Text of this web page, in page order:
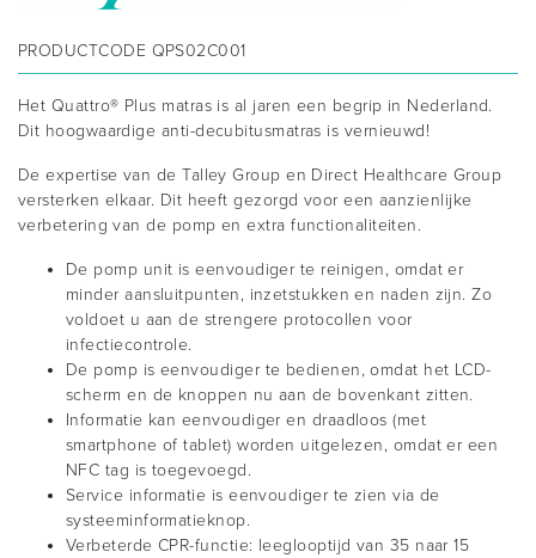
PRODUCTCODE QPS02C001
Het Quattro® Plus matras is al jaren een begrip in Nederland.
Dit hoogwaardige anti-decubitusmatras is vernieuwd!
De expertise van de Talley Group en Direct Healthcare Group
versterken elkaar. Dit heeft gezorgd voor een aanzienlijke
verbetering van de pomp en extra functionaliteiten.
De pomp unit is eenvoudiger te reinigen, omdat er
minder aansluitpunten, inzetstukken en naden zijn. Zo
voldoet u aan de strengere protocollen voor
infectiecontrole.
De pomp is eenvoudiger te bedienen, omdat het LCD-
scherm en de knoppen nu aan de bovenkant zitten.
Informatie kan eenvoudiger en draadloos (met
smartphone of tablet) worden uitgelezen, omdat er een
NFC tag is toegevoegd.
Service informatie is eenvoudiger te zien via de
systeeminformatieknop.
Verbeterde CPR-functie: leeglooptijd van 35 naar 15